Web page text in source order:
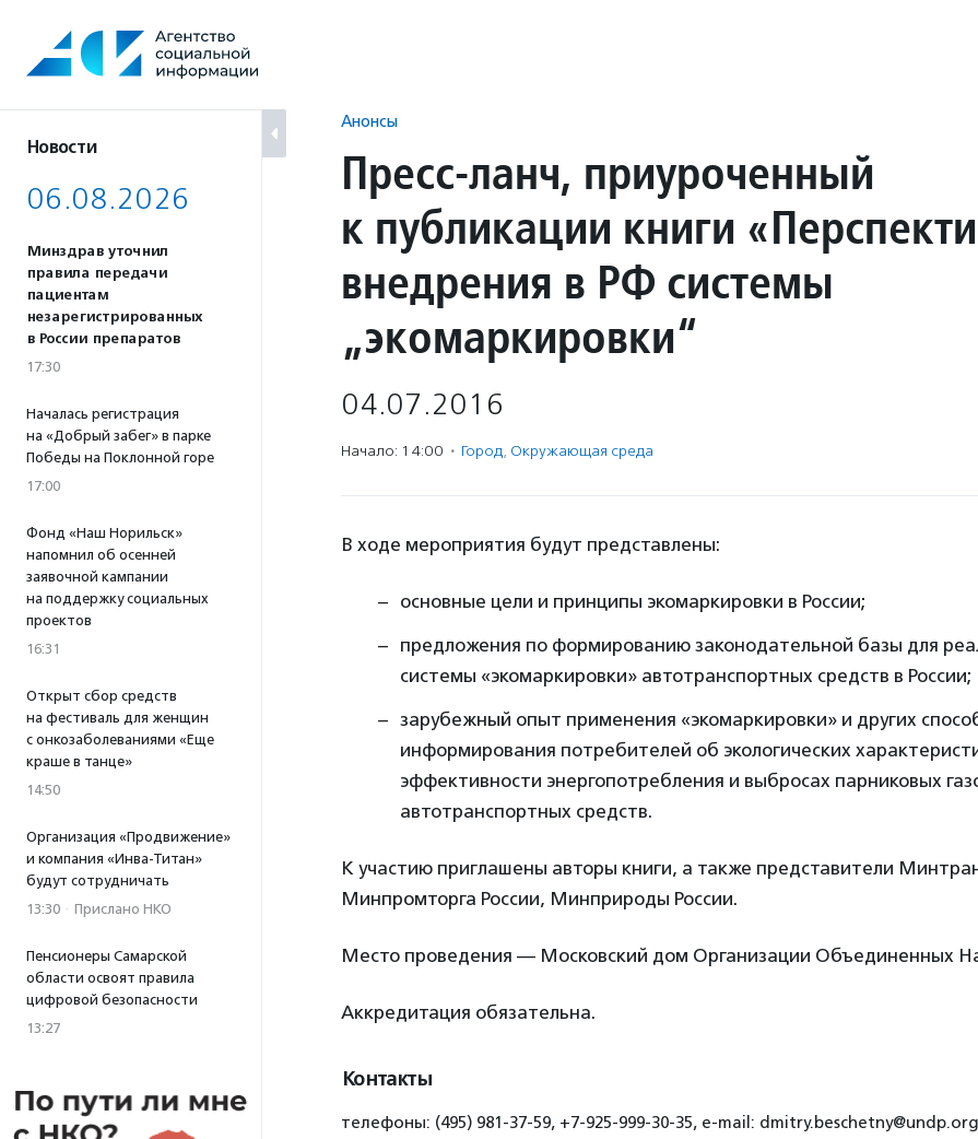
содержанию
Новости
06.08.2026
Минздрав уточнил
правила передачи
пациентам
незарегистрированных
в России препаратов
17:30
Началась регистрация
на «Добрый забег» в парке
Победы на Поклонной горе
17:00
Фонд «Наш Норильск»
напомнил об осенней
заявочной кампании
на поддержку социальных
проектов
16:31
Открыт сбор средств
на фестиваль для женщин
с онкозаболеваниями «Еще
краше в танце»
14:50
Организация «Продвижение»
и компания «Инва-Титан»
будут сотрудничать
13:30 · Прислано НКО
Пенсионеры Самарской
области освоят правила
цифровой безопасности
13:27
Анонсы
Пресс-ланч, приуроченный
к публикации книги
внедрения в РФ системы
„экомаркировки“
04.07.2016
Начало: 14:00 · Город, Окружающая среда
В ходе мероприятия будут представлены:
основные цели и принципы экомаркировки в России;
предложения по формированию законодательной базы для
системы «экомаркировки» автотранспортных средств в России;
зарубежный опыт применения «экомаркировки» и других
информирования потребителей об экологических
эффективности энергопотребления и выбросах парниковых
автотранспортных средств.
К участию приглашены авторы книги, а также представители
Минпромторга России, Минприроды России.
Место проведения — Московский дом Организации Объединенных
Аккредитация обязательна.
Контакты
телефоны: (495) 981-37-59, +7-925-999-30-35, e-mail: dmitry.beschetny@undp.org